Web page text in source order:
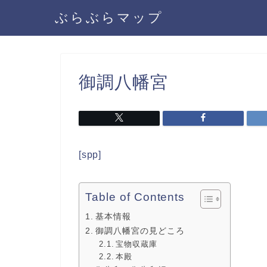
ぶらぶらマップ
御調八幡宮
[spp]
Table of Contents
基本情報
御調八幡宮の見どころ
宝物収蔵庫
本殿